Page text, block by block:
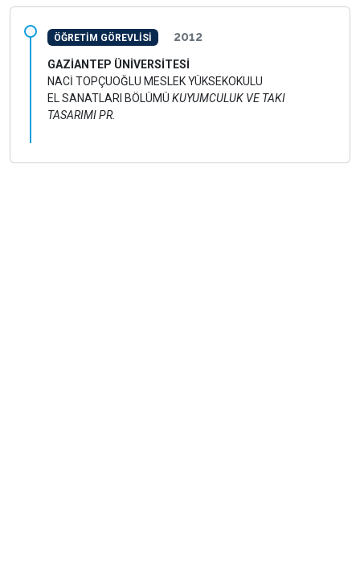
ÖĞRETİM GÖREVLİSİ 2012
GAZİANTEP ÜNİVERSİTESİ
NACİ TOPÇUOĞLU MESLEK YÜKSEKOKULU
EL SANATLARI BÖLÜMÜ KUYUMCULUK VE TAKI
TASARIMI PR.